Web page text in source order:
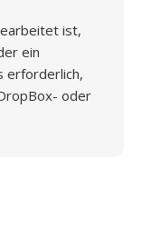
ist,
ein
erforderlich,
oder